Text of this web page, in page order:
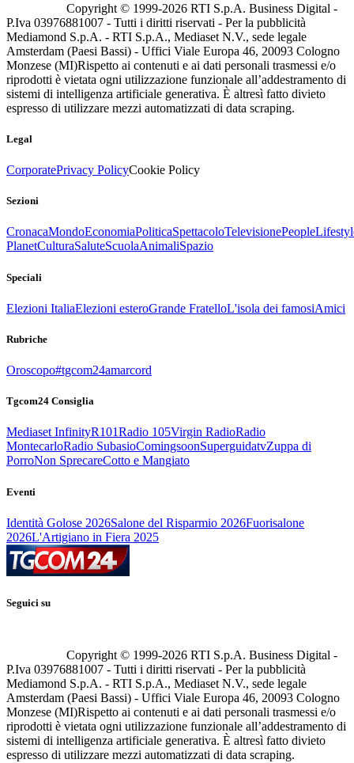
Copyright © 1999-2026 RTI S.p.A. Business Digital -
P.Iva 03976881007 - Tutti i diritti riservati - Per la pubblicità
Mediamond S.p.A. - RTI S.p.A., Mediaset N.V., sede legale
Amsterdam (Paesi Bassi) - Uffici Viale Europa 46, 20093 Cologno
Monzese (MI)Rispetto ai contenuti e ai dati personali trasmessi e/o
riprodotti è vietata ogni utilizzazione funzionale all’addestramento di
sistemi di intelligenza artificiale generativa. È altresì fatto divieto
espresso di utilizzare mezzi automatizzati di data scraping.
Legal
CorporatePrivacy PolicyCookie Policy
Sezioni
CronacaMondoEconomiaPoliticaSpettacoloTelevisionePeople
PlanetCulturaSaluteScuolaAnimaliSpazio
Speciali
Elezioni ItaliaElezioni esteroGrande FratelloL'isola dei famosiAmici
Rubriche
Oroscopo#tgcom24amarcord
Tgcom24 Consiglia
Mediaset InfinityR101Radio 105Virgin RadioRadio
MontecarloRadio SubasioComingsoonSuperguidatvZuppa di
PorroNon SprecareCotto e Mangiato
Eventi
Identità Golose 2026Salone del Risparmio 2026Fuorisalone
2026L'Artigiano in Fiera 2025
Seguici su
Copyright © 1999-2026 RTI S.p.A. Business Digital -
P.Iva 03976881007 - Tutti i diritti riservati - Per la pubblicità
Mediamond S.p.A. - RTI S.p.A., Mediaset N.V., sede legale
Amsterdam (Paesi Bassi) - Uffici Viale Europa 46, 20093 Cologno
Monzese (MI)Rispetto ai contenuti e ai dati personali trasmessi e/o
riprodotti è vietata ogni utilizzazione funzionale all’addestramento di
sistemi di intelligenza artificiale generativa. È altresì fatto divieto
espresso di utilizzare mezzi automatizzati di data scraping.